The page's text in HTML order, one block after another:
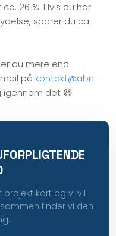
26 %. Hvis du har
sparer du ca.
du mere end
på kontakt@abn-
igennem det 😃
projekt kort og vi vil
finder vi den